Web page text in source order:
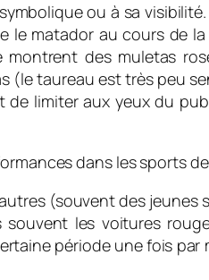
ou à sa
matador au cours de
des muletas
taureau est très peu
limiter aux yeux du
dans les sports
(souvent des
les voitures
période une fois par